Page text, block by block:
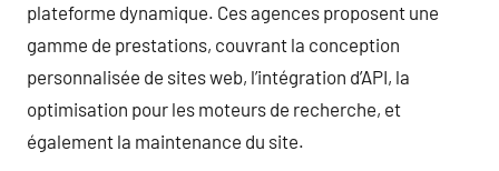
plateforme dynamique. Ces agences proposent une
gamme de prestations, couvrant la conception
personnalisée de sites web, l’intégration d’API, la
optimisation pour les moteurs de recherche, et
également la maintenance du site.